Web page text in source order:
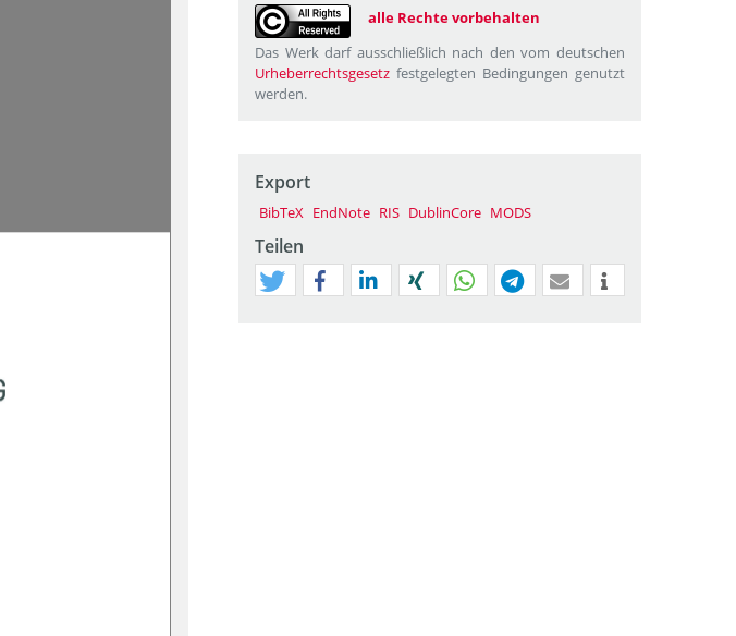
alle Rechte vorbehalten
Das Werk darf ausschließlich nach den vom deutschen
Urheberrechtsgesetz festgelegten Bedingungen genutzt
werden.
Export
BibTeX EndNote RIS DublinCore MODS
Teilen